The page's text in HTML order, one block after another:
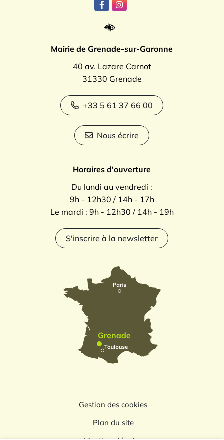
Lien vers le compte Facebook
Lien vers le compte
Mairie de Grenade-sur-Garonne
40 av. Lazare Carnot
31330 Grenade
+33 5 61 37 66 00
Nous écrire
Horaires d'ouverture
Du lundi au vendredi :
9h - 12h30 / 14h - 17h
Le mardi : 9h - 12h30 / 14h - 19h
S'inscrire à la newsletter
Gestion des cookies
Plan du site